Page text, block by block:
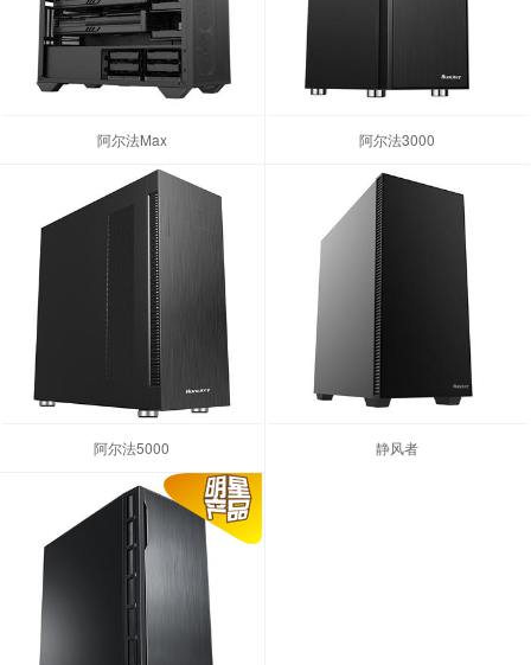
阿尔法Max 阿尔法3000
阿尔法5000 静风者